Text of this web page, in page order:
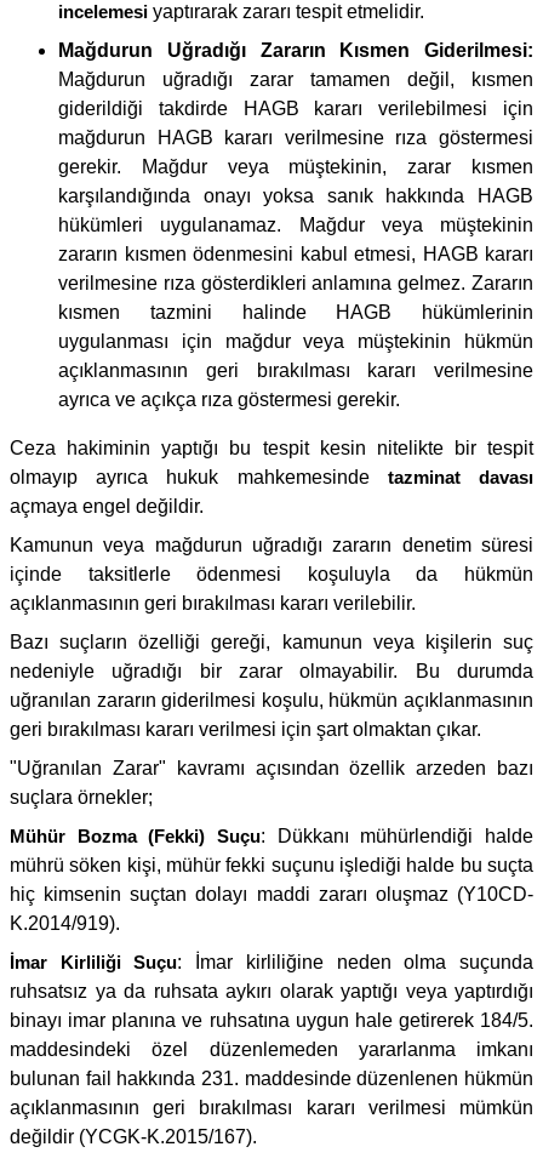
incelemesi yaptırarak zararı tespit etmelidir.
Mağdurun Uğradığı Zararın Kısmen Giderilmesi:
Mağdurun uğradığı zarar tamamen değil, kısmen
giderildiği takdirde HAGB kararı verilebilmesi için
mağdurun HAGB kararı verilmesine rıza göstermesi
gerekir. Mağdur veya müştekinin, zarar kısmen
karşılandığında onayı yoksa sanık hakkında HAGB
hükümleri uygulanamaz. Mağdur veya müştekinin
zararın kısmen ödenmesini kabul etmesi, HAGB kararı
verilmesine rıza gösterdikleri anlamına gelmez. Zararın
kısmen tazmini halinde HAGB hükümlerinin
uygulanması için mağdur veya müştekinin hükmün
açıklanmasının geri bırakılması kararı verilmesine
ayrıca ve açıkça rıza göstermesi gerekir.
Ceza hakiminin yaptığı bu tespit kesin nitelikte bir tespit
olmayıp ayrıca hukuk mahkemesinde tazminat davası
açmaya engel değildir.
Kamunun veya mağdurun uğradığı zararın denetim süresi
içinde taksitlerle ödenmesi koşuluyla da hükmün
açıklanmasının geri bırakılması kararı verilebilir.
Bazı suçların özelliği gereği, kamunun veya kişilerin suç
nedeniyle uğradığı bir zarar olmayabilir. Bu durumda
uğranılan zararın giderilmesi koşulu, hükmün açıklanmasının
geri bırakılması kararı verilmesi için şart olmaktan çıkar.
"Uğranılan Zarar" kavramı açısından özellik arzeden bazı
suçlara örnekler;
Mühür Bozma (Fekki) Suçu: Dükkanı mühürlendiği halde
mührü söken kişi, mühür fekki suçunu işlediği halde bu suçta
hiç kimsenin suçtan dolayı maddi zararı oluşmaz (Y10CD-
K.2014/919).
İmar Kirliliği Suçu: İmar kirliliğine neden olma suçunda
ruhsatsız ya da ruhsata aykırı olarak yaptığı veya yaptırdığı
binayı imar planına ve ruhsatına uygun hale getirerek 184/5.
maddesindeki özel düzenlemeden yararlanma imkanı
bulunan fail hakkında 231. maddesinde düzenlenen hükmün
açıklanmasının geri bırakılması kararı verilmesi mümkün
değildir (YCGK-K.2015/167).